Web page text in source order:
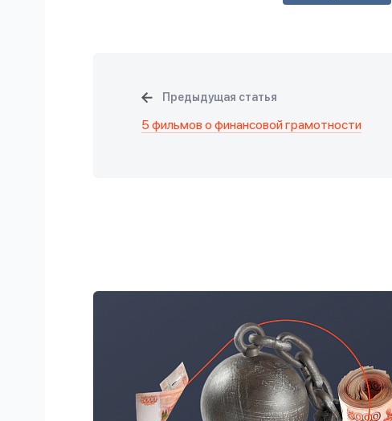
Предыдущая статья
5 фильмов о финансовой грамотности